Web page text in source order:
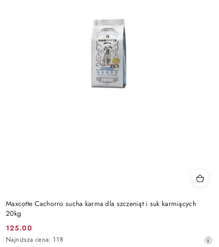
Maxcotte Cachorro sucha karma dla szczeniąt i suk karmiących
20kg
Cena
125.00
Najniższa
Najniższa cena: 118